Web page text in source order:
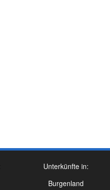
Unterkünfte in:
Burgenland